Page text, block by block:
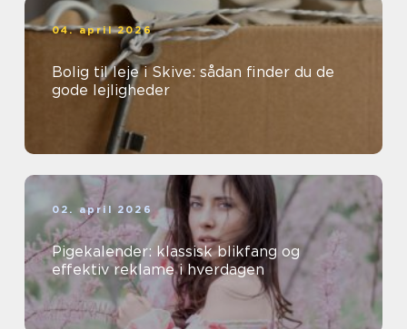
04. april 2026
Bolig til leje i Skive: sådan finder du de
gode lejligheder
02. april 2026
Pigekalender: klassisk blikfang og
effektiv reklame i hverdagen